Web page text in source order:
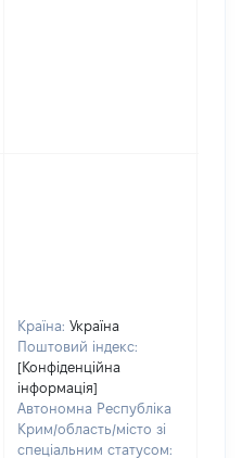
Країна: Україна
Поштовий індекс:
[Конфіденційна
інформація]
Автономна Республіка
Крим/область/місто зі
спеціальним статусом: